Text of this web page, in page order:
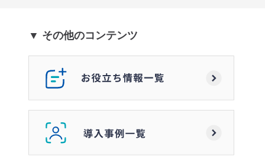
▼ その他のコンテンツ